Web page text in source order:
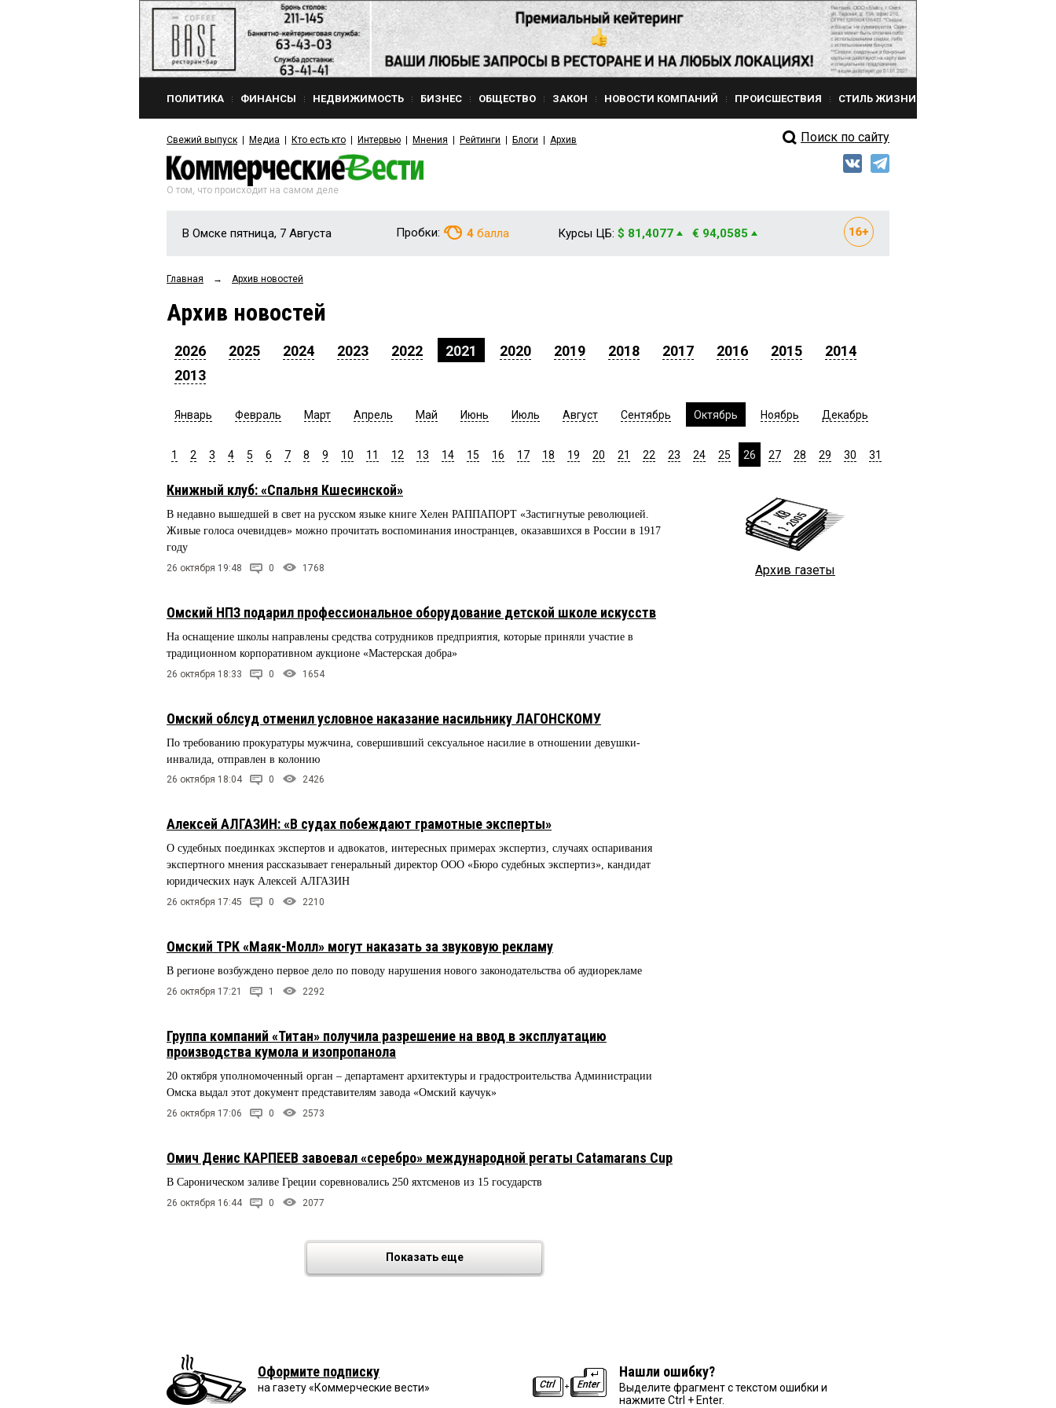
ПОЛИТИКА ФИНАНСЫ НЕДВИЖИМОСТЬ БИЗНЕС ОБЩЕСТВО ЗАКОН НОВОСТИ КОМПАНИЙ ПРОИСШЕСТВИЯ СТИЛЬ ЖИЗНИ
Свежий выпуск Медиа Кто есть кто Интервью Мнения Рейтинги Блоги Архив Поиск по сайту
О том, что происходит на самом деле
В Омске пятница, 7 Августа Пробки: 4 балла Курсы ЦБ: $ 81,4077 € 94,0585
Главная → Архив новостей
Архив новостей
2026 2025 2024 2023 2022 2021 2020 2019 2018 2017 2016 2015
2014
2013
Январь Февраль Март Апрель Май Июнь Июль Август Сентябрь Октябрь Ноябрь Декабрь
1 2 3 4 5 6 7 8 9 10 11 12 13 14 15 16 17 18 19 20 21 22 23 24 25 26 27 28 29 30 31
Книжный клуб: «Спальня Кшесинской»
В недавно вышедшей в свет на русском языке книге Хелен РАППАПОРТ «Застигнутые революцией.
Живые голоса очевидцев» можно прочитать воспоминания иностранцев, оказавшихся в России в 1917
году
26 октября 19:48 0 1768
Омский НПЗ подарил профессиональное оборудование детской школе искусств
На оснащение школы направлены средства сотрудников предприятия, которые приняли участие в
традиционном корпоративном аукционе «Мастерская добра»
26 октября 18:33 0 1654
Омский облсуд отменил условное наказание насильнику ЛАГОНСКОМУ
По требованию прокуратуры мужчина, совершивший сексуальное насилие в отношении девушки-
инвалида, отправлен в колонию
26 октября 18:04 0 2426
Алексей АЛГАЗИН: «В судах побеждают грамотные эксперты»
О судебных поединках экспертов и адвокатов, интересных примерах экспертиз, случаях оспаривания
экспертного мнения рассказывает генеральный директор ООО «Бюро судебных экспертиз», кандидат
юридических наук Алексей АЛГАЗИН
26 октября 17:45 0 2210
Омский ТРК «Маяк-Молл» могут наказать за звуковую рекламу
В регионе возбуждено первое дело по поводу нарушения нового законодательства об аудиорекламе
26 октября 17:21 1 2292
Группа компаний «Титан» получила разрешение на ввод в эксплуатацию
производства кумола и изопропанола
20 октября уполномоченный орган – департамент архитектуры и градостроительства Администрации
Омска выдал этот документ представителям завода «Омский каучук»
26 октября 17:06 0 2573
Омич Денис КАРПЕЕВ завоевал «серебро» международной регаты Catamarans Cup
В Сароническом заливе Греции соревновались 250 яхтсменов из 15 государств
26 октября 16:44 0 2077
Показать еще
Архив газеты
Оформите подписку
на газету «Коммерческие вести»
Нашли ошибку?
Выделите фрагмент с текстом ошибки и
нажмите Ctrl + Enter.